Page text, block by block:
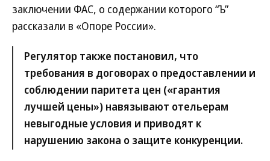
заключении ФАС, о содержании которого “Ъ”
рассказали в «Опоре России».
Регулятор также постановил, что
требования в договорах о предоставлении и
соблюдении паритета цен («гарантия
лучшей цены») навязывают отельерам
невыгодные условия и приводят к
нарушению закона о защите конкуренции.